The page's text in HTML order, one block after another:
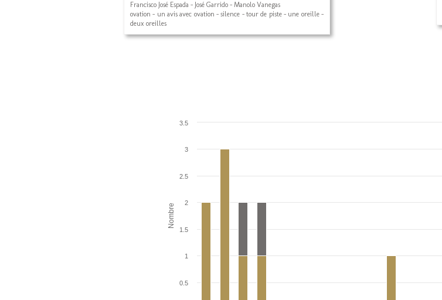
Francisco José Espada - José Garrido - Manolo Vanegas
ovation - un avis avec ovation - silence - tour de piste - une oreille -
deux oreilles
Nombre
0.5
1
1.5
2
2.5
3
3.5